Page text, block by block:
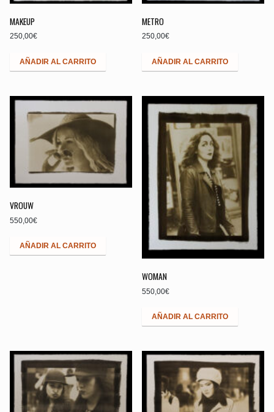
MAKEUP
250,00€
AÑADIR AL CARRITO
METRO
250,00€
AÑADIR AL CARRITO
VROUW
550,00€
AÑADIR AL CARRITO
WOMAN
550,00€
AÑADIR AL CARRITO